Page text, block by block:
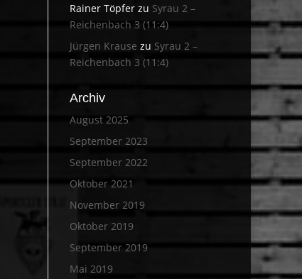
Rainer Töpferzu Syrau 2 –
Reichenbach 3 (11:4)
Jürgen Krause zu Syrau 2 –
Reichenbach 3 (11:4)
Archiv
August 2025
September 2023
September 2022
Oktober 2021
November 2019
Oktober 2019
September 2019
Mai 2019